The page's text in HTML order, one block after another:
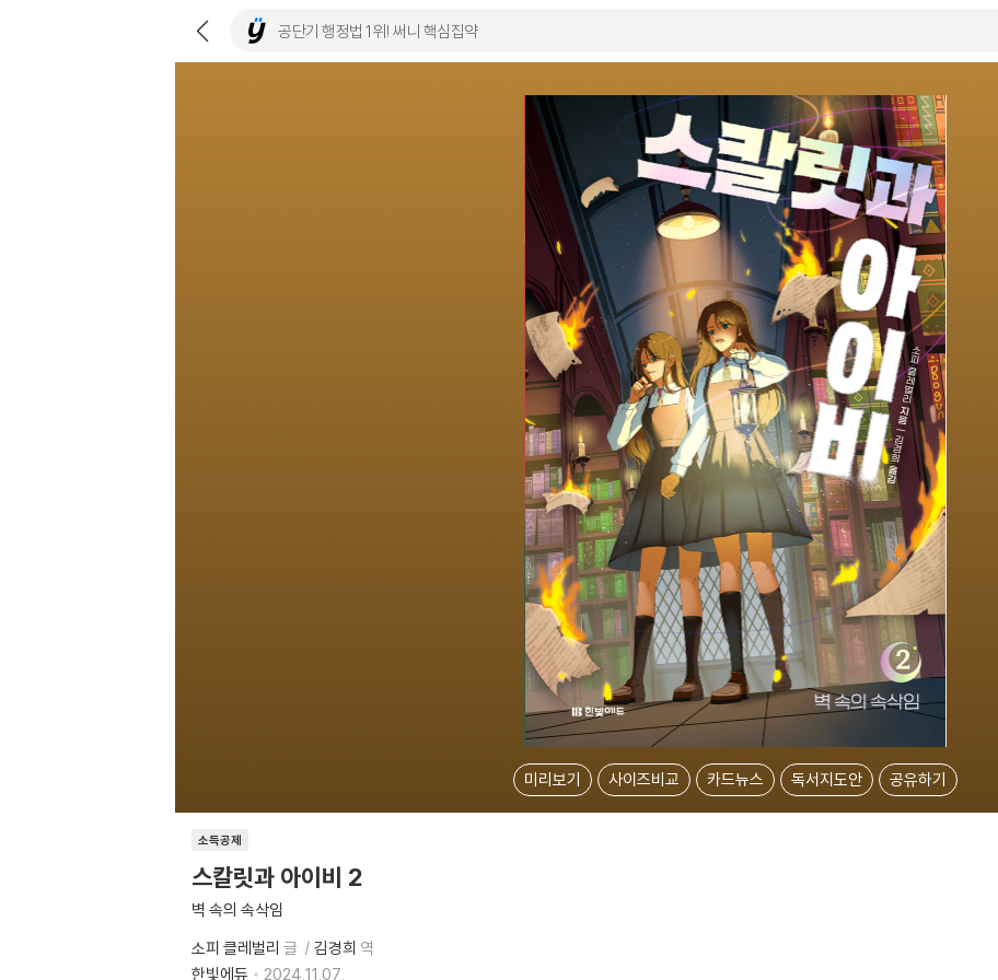
미리보기 사이즈비교 카드뉴스 독서지도안 공유하기
소득공제
스칼릿과 아이비 2
벽 속의 속삭임
소피 클레벌리 글 김경희 역
한빛에듀
2024.11.07.